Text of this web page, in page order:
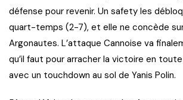
défense pour revenir. Un safety les
quart-temps (2-7), et elle ne concède
Argonautes. L’attaque Cannoise va
qu’il faut pour arracher la victoire en
avec un touchdown au sol de Yanis Polin.